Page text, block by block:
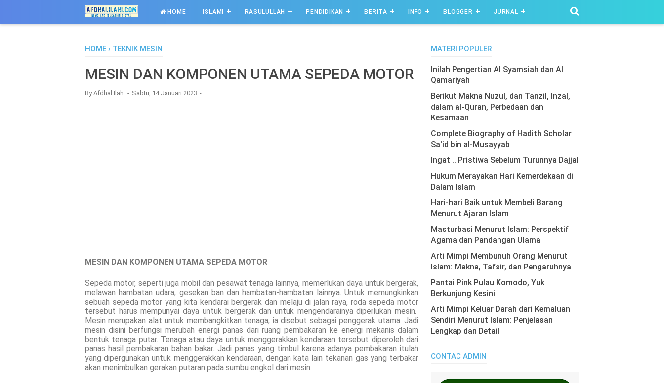
HOME ISLAMI RASULULLAH PENDIDIKAN BERITA INFO BLOGGER JURNAL
HOME › TEKNIK MESIN
MESIN DAN KOMPONEN UTAMA SEPEDA MOTOR
ByAfdhal Ilahi Sabtu, 14 Januari 2023
MESIN DAN KOMPONEN UTAMA SEPEDA MOTOR
Sepeda motor, seperti juga mobil dan pesawat tenaga lainnya, memerlukan daya untuk bergerak,
melawan hambatan udara, gesekan ban dan hambatan-hambatan lainnya. Untuk memungkinkan
sebuah sepeda motor yang kita kendarai bergerak dan melaju di jalan raya, roda sepeda motor
tersebut harus mempunyai daya untuk bergerak dan untuk mengendarainya diperlukan mesin.
Mesin merupakan alat untuk membangkitkan tenaga, ia disebut sebagai penggerak utama. Jadi
mesin disini berfungsi merubah energi panas dari ruang pembakaran ke energi mekanis dalam
bentuk tenaga putar. Tenaga atau daya untuk menggerakkan kendaraan tersebut diperoleh dari
panas hasil pembakaran bahan bakar. Jadi panas yang timbul karena adanya pembakaran itulah
yang dipergunakan untuk menggerakkan kendaraan, dengan kata lain tekanan gas yang terbakar
akan menimbulkan gerakan putaran pada sumbu engkol dari mesin.
MATERI POPULER
Inilah Pengertian Al Syamsiah dan Al
Qamariyah
Berikut Makna Nuzul, dan Tanzil, Inzal,
dalam al-Quran, Perbedaan dan
Kesamaan
Complete Biography of Hadith Scholar
Sa'id bin al-Musayyab
Ingat .. Pristiwa Sebelum Turunnya Dajjal
Hukum Merayakan Hari Kemerdekaan di
Dalam Islam
Hari-hari Baik untuk Membeli Barang
Menurut Ajaran Islam
Masturbasi Menurut Islam: Perspektif
Agama dan Pandangan Ulama
Arti Mimpi Membunuh Orang Menurut
Islam: Makna, Tafsir, dan Pengaruhnya
Pantai Pink Pulau Komodo, Yuk
Berkunjung Kesini
Arti Mimpi Keluar Darah dari Kemaluan
Sendiri Menurut Islam: Penjelasan
Lengkap dan Detail
CONTAC ADMIN